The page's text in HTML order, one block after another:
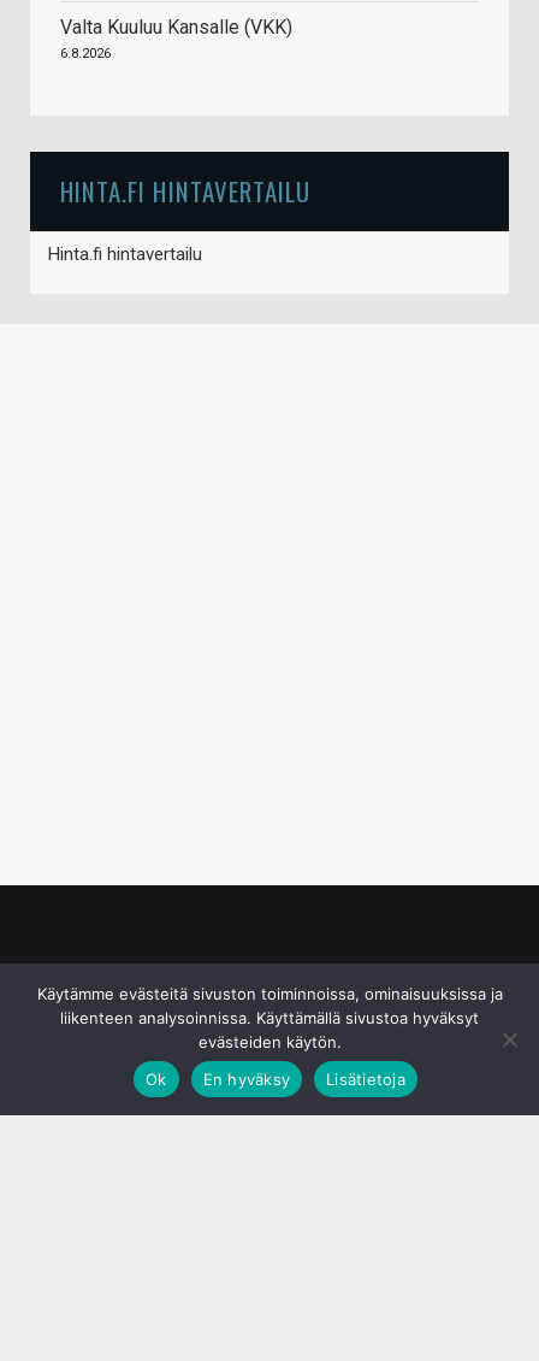
Valta Kuuluu Kansalle (VKK)
6.8.2026
HINTA.FI HINTAVERTAILU
Hinta.fi hintavertailu
Käytämme evästeitä sivuston toiminnoissa, ominaisuuksissa ja
liikenteen analysoinnissa. Käyttämällä sivustoa hyväksyt
evästeiden käytön.
Ok
En hyväksy Lisätietoja